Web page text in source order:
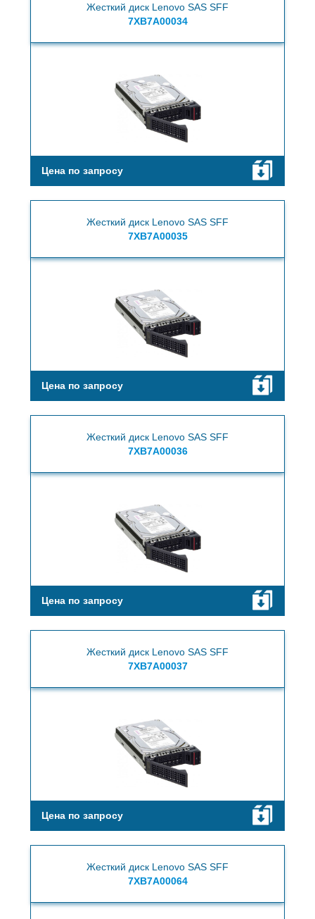
Жесткий диск Lenovo SAS SFF
7XB7A00034
Цена по запросу
Жесткий диск Lenovo SAS SFF
7XB7A00035
Цена по запросу
Жесткий диск Lenovo SAS SFF
7XB7A00036
Цена по запросу
Жесткий диск Lenovo SAS SFF
7XB7A00037
Цена по запросу
Жесткий диск Lenovo SAS SFF
7XB7A00064